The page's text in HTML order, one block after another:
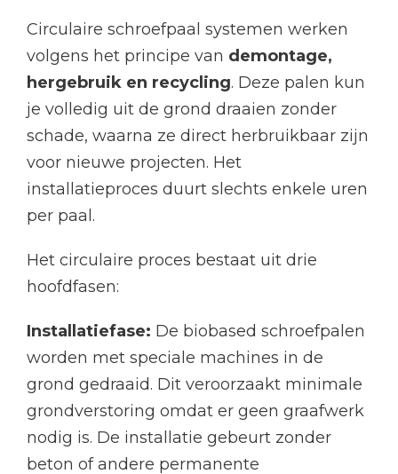
Circulaire schroefpaal systemen werken
volgens het principe van demontage,
hergebruik en recycling. Deze palen kun
je volledig uit de grond draaien zonder
schade, waarna ze direct herbruikbaar zijn
voor nieuwe projecten. Het
installatieproces duurt slechts enkele uren
per paal.
Het circulaire proces bestaat uit drie
hoofdfasen:
Installatiefase: De biobased schroefpalen
worden met speciale machines in de
grond gedraaid. Dit veroorzaakt minimale
grondverstoring omdat er geen graafwerk
nodig is. De installatie gebeurt zonder
beton of andere permanente